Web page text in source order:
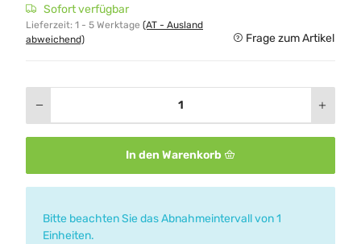
Sofort verfügbar
Lieferzeit: 1 - 5 Werktage (AT - Ausland
abweichend)
Frage zum Artikel
In den Warenkorb
Bitte beachten Sie das Abnahmeintervall von 1
Einheiten.